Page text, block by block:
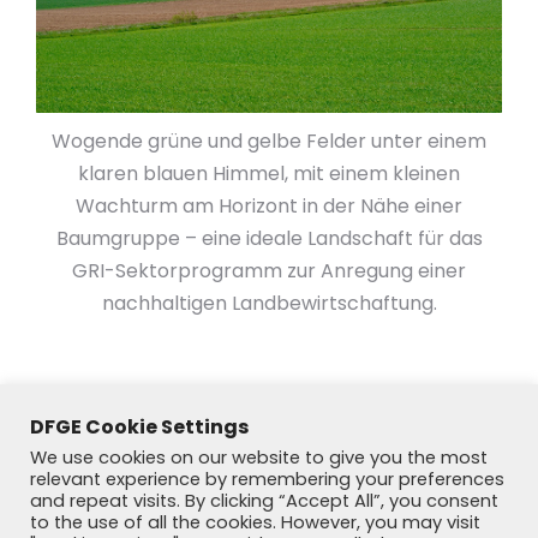
Wogende grüne und gelbe Felder unter einem
klaren blauen Himmel, mit einem kleinen
Wachturm am Horizont in der Nähe einer
Baumgruppe – eine ideale Landschaft für das
GRI-Sektorprogramm zur Anregung einer
nachhaltigen Landbewirtschaftung.
DFGE Cookie Settings
We use cookies on our website to give you the most
relevant experience by remembering your preferences
and repeat visits. By clicking “Accept All”, you consent
to the use of all the cookies. However, you may visit